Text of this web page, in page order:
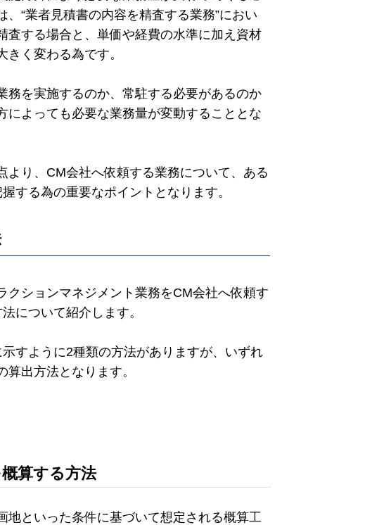
“業者見積書の内容を精査する業務”におい
査する場合と、単価や経費の水準に加え資材
く変わる為です。
務を実施するのか、常駐する必要があるのか
よっても必要な業務量が変動することとな
り、CM会社へ依頼する業務について、ある
する為の重要なポイントとなります。
クションマネジメント業務をCM会社へ依頼す
について紹介します。
すように2種類の方法がありますが、いずれ
出方法となります。
算する方法
地といった条件に基づいて想定される概算工